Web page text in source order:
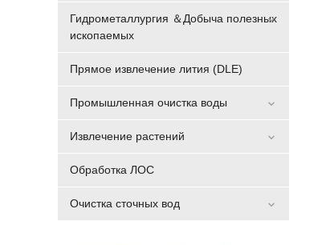
Гидрометаллургия ＆Добыча полезных
ископаемых
Прямое извлечение лития (DLE)
Промышленная очистка воды
Извлечение растений
Обработка ЛОС
Очистка сточных вод